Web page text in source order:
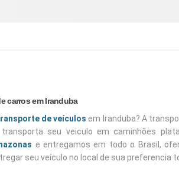
carros em Iranduba
de veículos em Iranduba? A
seu veiculo em caminhões
e entregamos em todo o Brasil,
seu veículo no local de sua preferencia